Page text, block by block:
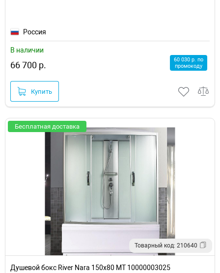
Россия
В наличии
66 700 р.
60 030 р. по
промокоду
Купить
Бесплатная доставка
Товарный код: 210640
Душевой бокс River Nara 150x80 МТ 10000003025